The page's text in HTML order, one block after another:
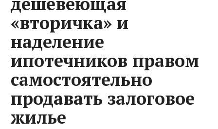
«вторичка» и
наделение
ипотечников правом
самостоятельно
продавать залоговое
жилье